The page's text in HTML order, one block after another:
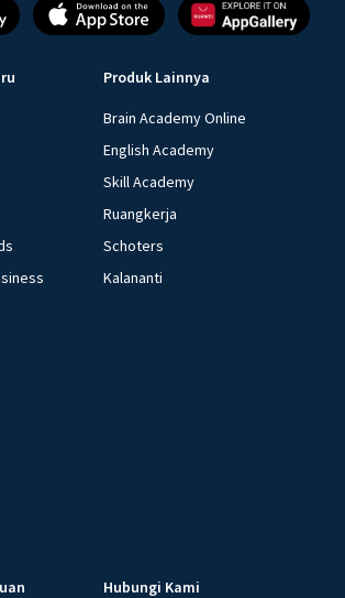
Produk Lainnya
Brain Academy Online
English Academy
Skill Academy
Ruangkerja
Schoters
Kalananti
Hubungi Kami